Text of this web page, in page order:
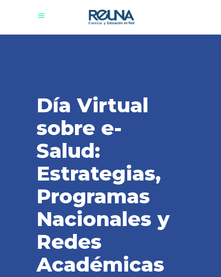
Día Virtual
sobre e-
Salud:
Estrategias,
Programas
Nacionales y
Redes
Académicas